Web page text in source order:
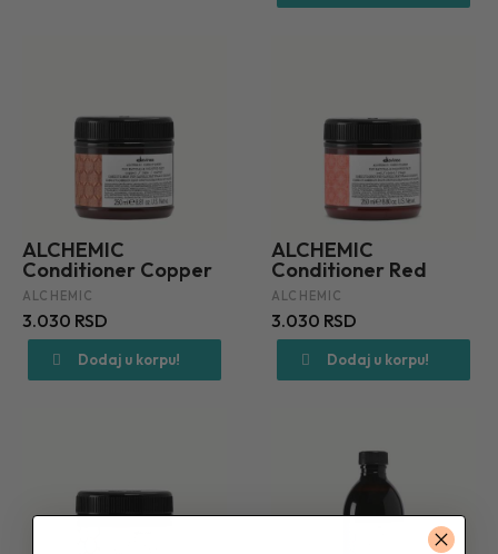
ALCHEMIC
Conditioner Copper
ALCHEMIC
3.030 RSD
Dodaj u korpu!
ALCHEMIC
Conditioner Red
ALCHEMIC
3.030 RSD
Dodaj u korpu!